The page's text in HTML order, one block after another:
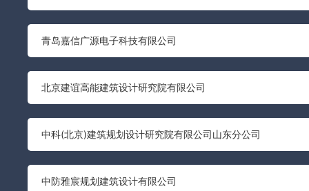
青岛嘉信广源电子科技有限公司
北京建谊高能建筑设计研究院有限公司
中科(北京)建筑规划设计研究院有限公司山东分公司
中防雅宸规划建筑设计有限公司